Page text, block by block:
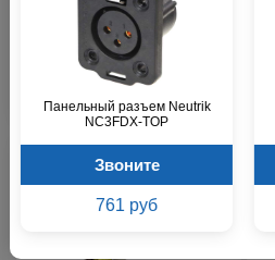
Панельный разъем Neutrik
NC3FDX-TOP
Звоните
761 руб
В наличии
396 р.